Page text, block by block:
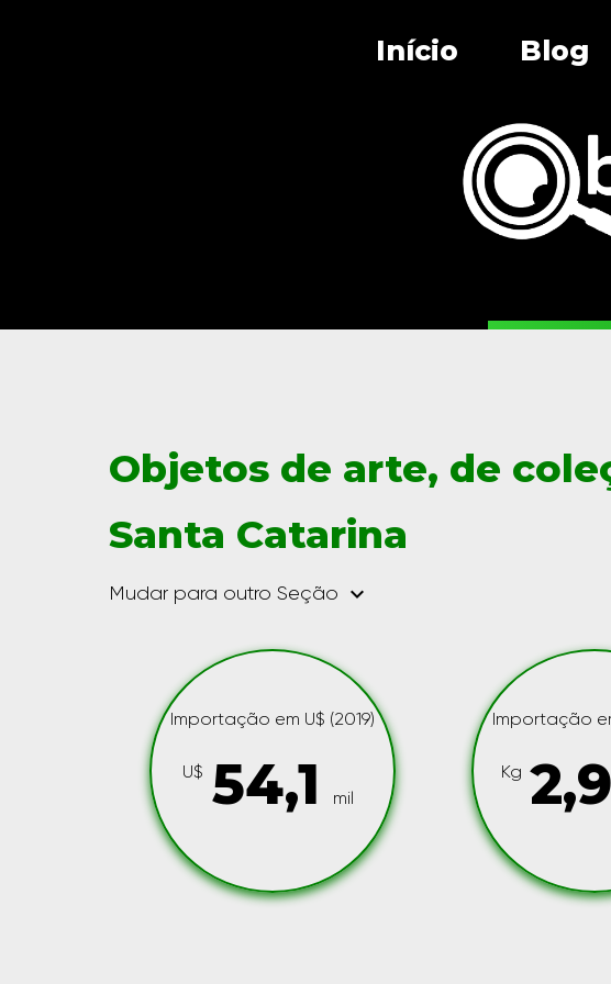
Início Blog
Objetos de arte, de
Santa Catarina
Mudar para outro Seção keyboard_arrow_down
Importação em U$ (2019)
U$ 54,1 mil
Importação
Kg